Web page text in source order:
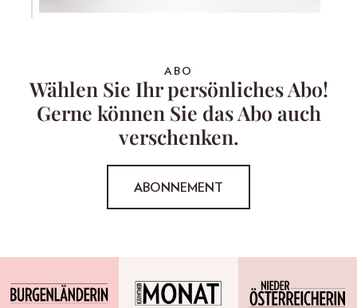
ABO
Wählen Sie Ihr persönliches Abo!
Gerne können Sie das Abo auch
verschenken.
ABONNEMENT